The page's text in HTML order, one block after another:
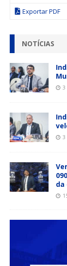
Exportar PDF
NOTÍCIAS
3
3
da